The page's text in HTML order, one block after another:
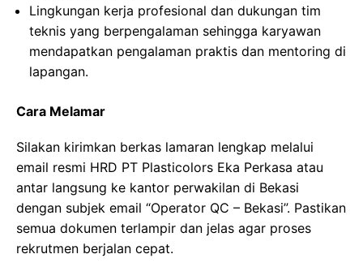
Lingkungan kerja profesional dan dukungan tim
teknis yang berpengalaman sehingga karyawan
mendapatkan pengalaman praktis dan mentoring di
lapangan.
Cara Melamar
Silakan kirimkan berkas lamaran lengkap melalui
email resmi HRD PT Plasticolors Eka Perkasa atau
antar langsung ke kantor perwakilan di Bekasi
dengan subjek email “Operator QC – Bekasi”. Pastikan
semua dokumen terlampir dan jelas agar proses
rekrutmen berjalan cepat.